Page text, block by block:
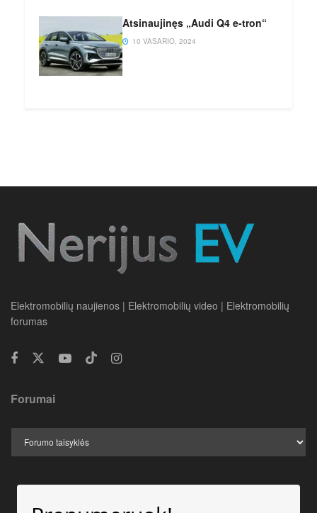
Atsinaujinęs „Audi Q4 e-tron“
10 VASARIO, 2024
Elektromobilių naujienos | Elektromobilių video | Elektromobilių
forumas
Forumai